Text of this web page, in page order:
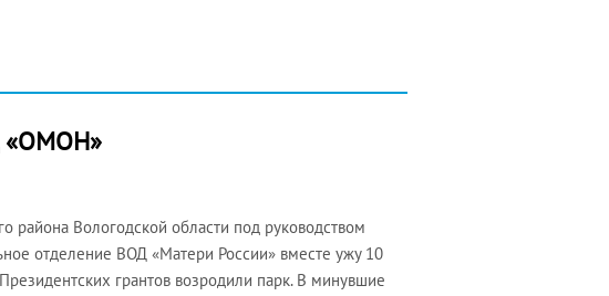
«ОМОН»
района Вологодской области под руководством
отделение ВОД «Матери России» вместе ужу 10
грантов возродили парк. В минувшие